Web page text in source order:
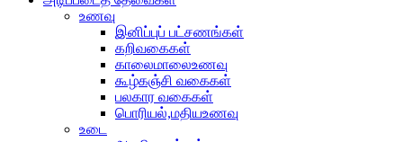
உணவு
இனிப்புப் பட்சணங்கள்
கறிவகைகள்
காலைமாலைஉணவு
கூழ்கஞ்சி வகைகள்
பலகார வகைகள்
பொரியல்,மதியஉணவு
உடை